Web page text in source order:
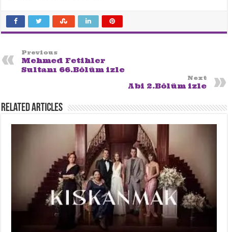
Previous
Mehmed Fetihler
Sultanı 66.Bölüm izle
Next
Abi 2.Bölüm izle
Related Articles